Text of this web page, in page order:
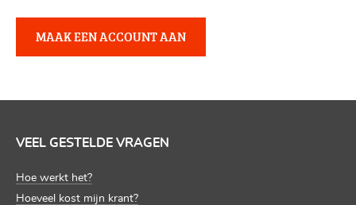
VEEL GESTELDE VRAGEN
Hoe werkt het?
Hoeveel kost mijn krant?